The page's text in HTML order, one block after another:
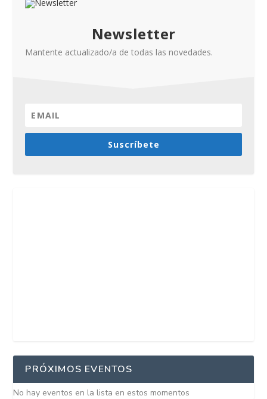
Newsletter
Mantente actualizado/a de todas las novedades.
Suscríbete
PRÓXIMOS EVENTOS
No hay eventos en la lista en estos momentos